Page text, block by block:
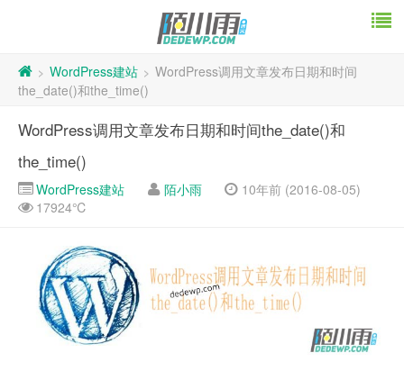
> WordPress建站 > WordPress调用文章发布日期和时间
the_date()和the_time()
WordPress调用文章发布日期和时间the_date()和
the_time()
WordPress建站 陌小雨
10年前 (2016-08-05)
17924℃